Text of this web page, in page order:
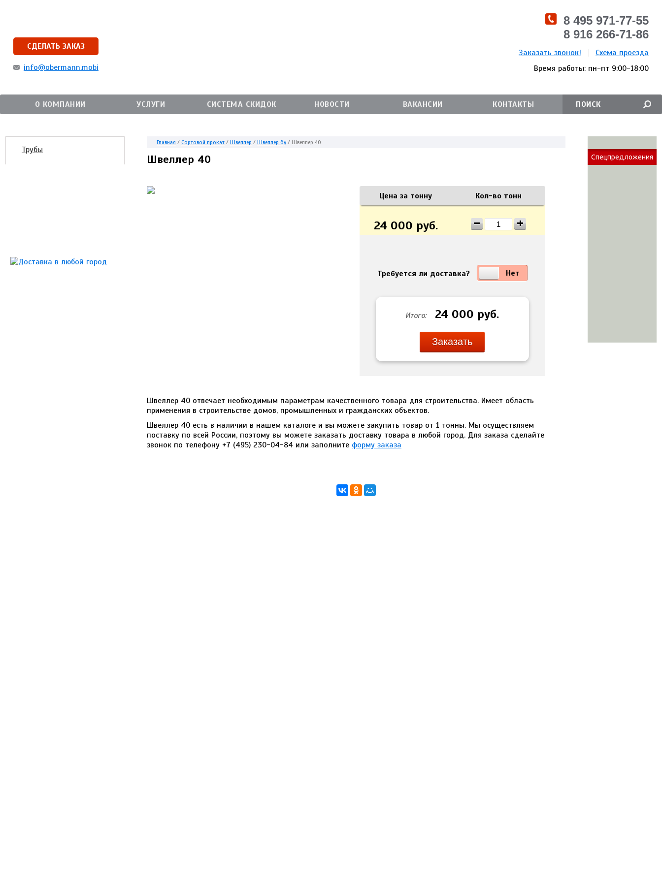
СДЕЛАТЬ ЗАКАЗ
info@obermann.mobi
8 495 971-77-55
8 916 266-71-86
Заказать звонок!
Схема проезда
Время работы: пн-пт 9:00-18:00
О КОМПАНИИ УСЛУГИ СИСТЕМА СКИДОК НОВОСТИ ВАКАНСИИ КОНТАКТЫ
Трубы
Главная / Сортовой прокат / Швеллер / Швеллер бу / Швеллер 40
Швеллер 40
Цена за тонну Кол-во тонн
24 000 руб.
Требуется ли доставка? Нет
Итого: 24 000 руб.
Заказать
Швеллер 40 отвечает необходимым параметрам качественного товара для строительства. Имеет область
применения в строительстве домов, промышленных и гражданских объектов.
Швеллер 40 есть в наличии в нашем каталоге и вы можете закупить товар от 1 тонны. Мы осуществляем
поставку по всей России, поэтому вы можете заказать доставку товара в любой город. Для заказа сделайте
звонок по телефону +7 (495) 230-04-84 или заполните форму заказа
Спецпредложения